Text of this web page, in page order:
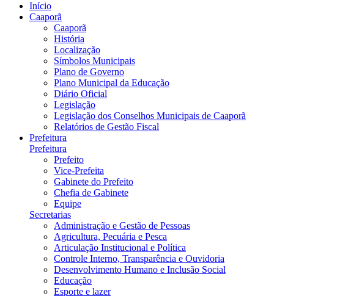
Início
Caaporã
Caaporã
História
Localização
Símbolos Municipais
Plano de Governo
Plano Municipal da Educação
Diário Oficial
Legislação
Legislação dos Conselhos Municipais de Caaporã
Relatórios de Gestão Fiscal
Prefeitura
Prefeitura
Prefeito
Vice-Prefeita
Gabinete do Prefeito
Chefia de Gabinete
Equipe
Secretarias
Administração e Gestão de Pessoas
Agricultura, Pecuária e Pesca
Articulação Institucional e Política
Controle Interno, Transparência e Ouvidoria
Desenvolvimento Humano e Inclusão Social
Educação
Esporte e lazer